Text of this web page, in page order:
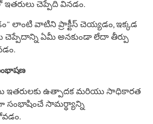
చెప్పేది వినడం.
లాంటి వాటిని ప్రాక్టీస్ చెయ్యడం, ఇక్కడ
చెప్పేదాన్ని ఏమీ అనకుండా లేదా తీర్పు
ఇతరులకు ఉత్పాదక మరియు సాధికారత
సంభాషించే సామర్థ్యాన్ని